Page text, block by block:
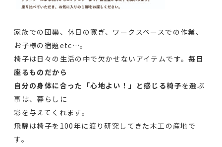
家族での団欒、休日の寛ぎ、ワークスペースでの作業、
お子様の宿題etc…。
椅子は日々の生活の中で欠かせないアイテムです。毎日
座るものだから
自分の身体に合った「心地よい！」と感じる椅子を選ぶ
事は、暮らしに
彩を与えてくれます。
飛騨は椅子を100年に渡り研究してきた木工の産地で
す。